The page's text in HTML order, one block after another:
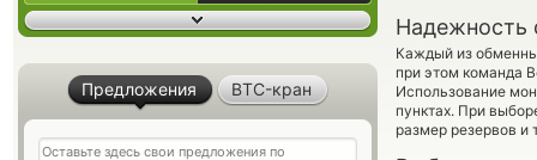
Надежность
Каждый из
при этом команда
Использование
пунктах. При
размер резервов и
Предложения BTC-кран